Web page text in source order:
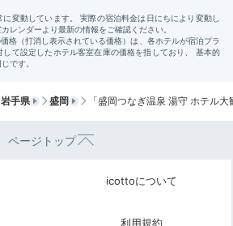
岩手県 盛岡 「盛岡つなぎ温泉 湯守 ホテル
ページトップ
icottoについて
利用規約